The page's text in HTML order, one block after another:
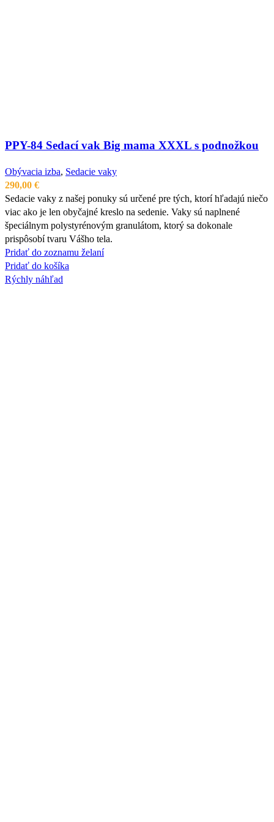
PPY-84 Sedací vak Big mama XXXL s podnožkou
Obývacia izba, Sedacie vaky
290,00 €
Sedacie vaky z našej ponuky sú určené pre tých, ktorí hľadajú niečo
viac ako je len obyčajné kreslo na sedenie. Vaky sú naplnené
špeciálnym polystyrénovým granulátom, ktorý sa dokonale
prispôsobí tvaru Vášho tela.
Pridať do zoznamu želaní
Pridať do košíka
Rýchly náhľad